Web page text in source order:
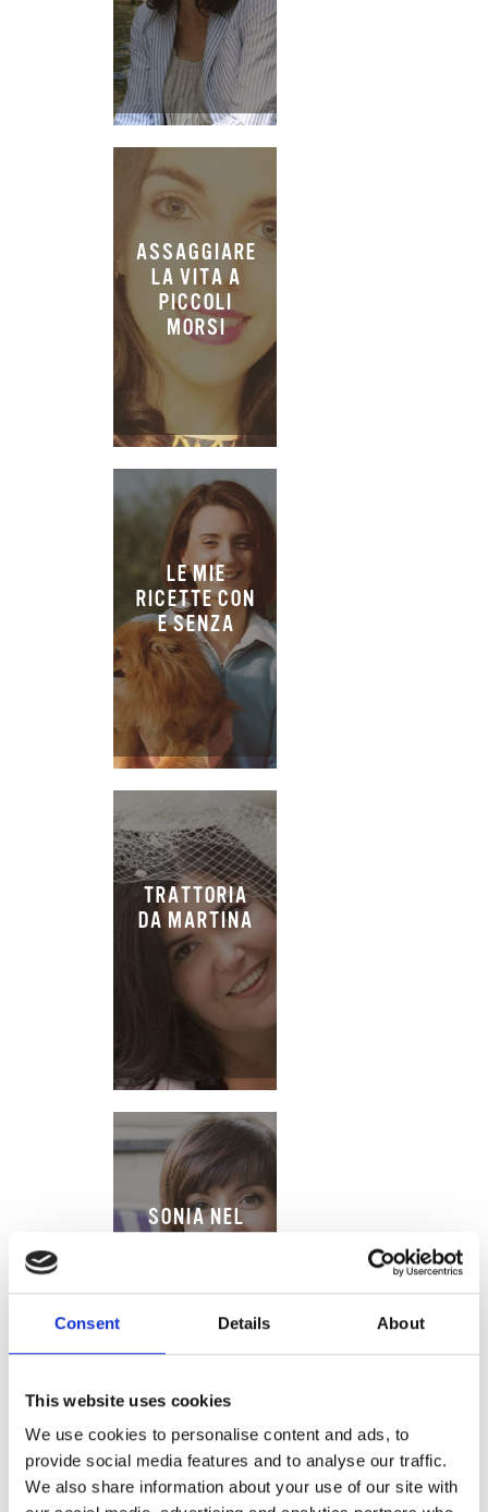
Consent Details About
This website uses cookies
We use cookies to personalise content and ads, to
provide social media features and to analyse our traffic.
We also share information about your use of our site with
ASSAGGIARE
LA VITA A
PICCOLI
MORSI
LE MIE
RICETTE CON
E SENZA
TRATTORIA
DA MARTINA
SONIA NEL
PAESE DELLE